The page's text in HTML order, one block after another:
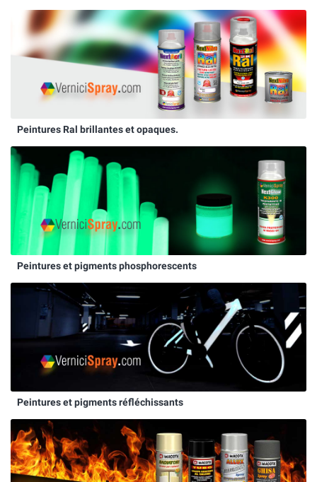
Peintures Ral brillantes et opaques.
Peintures et pigments phosphorescents
Peintures et pigments réfléchissants